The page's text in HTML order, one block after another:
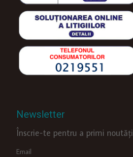
Newsletter
Înscrie-te pentru a primi noutăți
Email